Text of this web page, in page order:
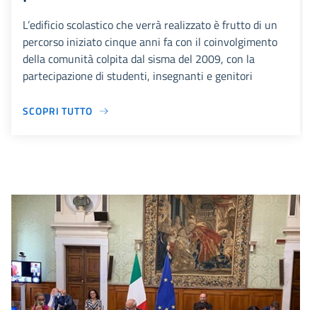
L’edificio scolastico che verrà realizzato è frutto di un
percorso iniziato cinque anni fa con il coinvolgimento
della comunità colpita dal sisma del 2009, con la
partecipazione di studenti, insegnanti e genitori
SCOPRI TUTTO